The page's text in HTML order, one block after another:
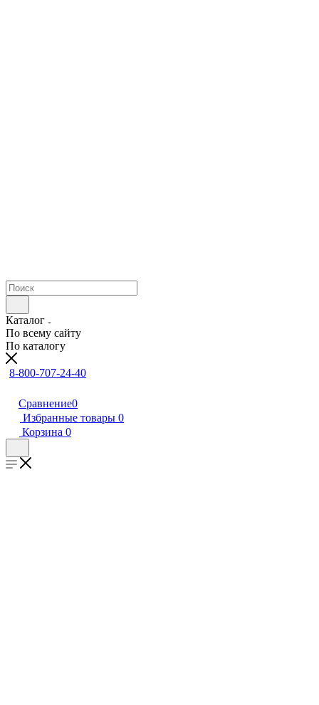
Каталог
По всему сайту
По каталогу
8-800-707-24-40
Сравнение0
Избранные товары 0
Корзина 0